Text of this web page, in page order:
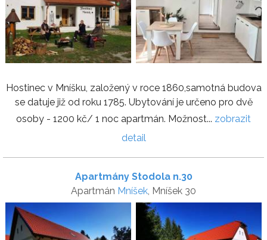
Hostinec v Mníšku, založený v roce 1860,samotná budova
se datuje již od roku 1785. Ubytování je určeno pro dvě
osoby - 1200 kč/ 1 noc apartmán. Možnost... zobrazit
detail
Apartmány Stodola n.30
Apartmán Mníšek, Mníšek 30